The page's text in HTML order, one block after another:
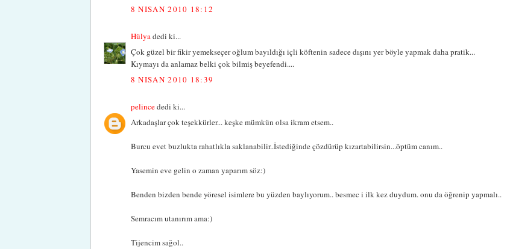
8 NISAN 2010 18:12
Hülya dedi ki...
Çok güzel bir fikir yemekseçer oğlum bayıldığı içli köftenin sadece dışını yer böyle yapmak daha pratik...
Kıymayı da anlamaz belki çok bilmiş beyefendi....
8 NISAN 2010 18:39
pelincededi ki...
Arkadaşlar çok teşekkürler... keşke mümkün olsa ikram etsem..
Burcu evet buzlukta rahatlıkla saklanabilir..İstediğinde çözdürüp kızartabilirsin...öptüm canım..
Yasemin eve gelin o zaman yaparım söz:)
Benden bizden bende yöresel isimlere bu yüzden baylıyorum.. besmec i ilk kez duydum. onu da öğrenip yapmalı..
Semracım utanırım ama:)
Tijencim sağol..